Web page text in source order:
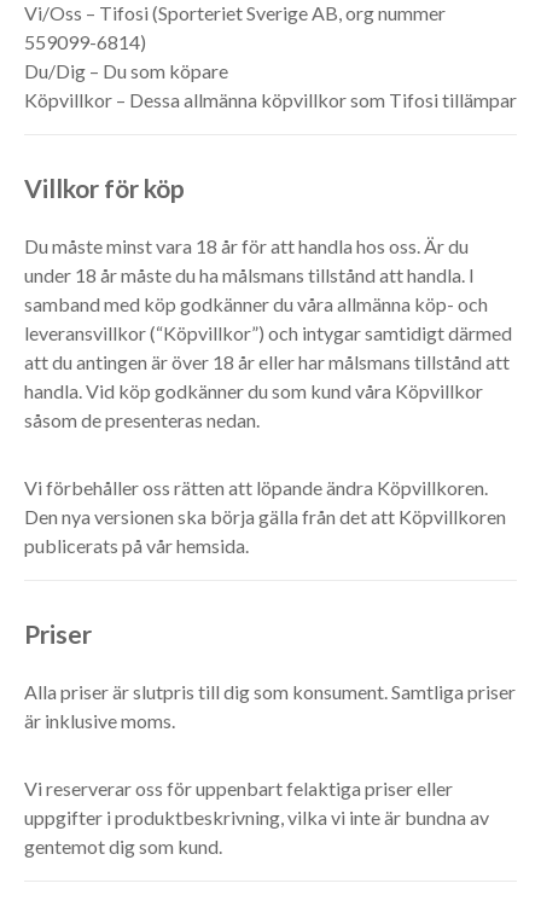
Vi/Oss – Tifosi (Sporteriet Sverige AB, org nummer
559099-6814)
Du/Dig – Du som köpare
Köpvillkor – Dessa allmänna köpvillkor som Tifosi tillämpar
Villkor för köp
Du måste minst vara 18 år för att handla hos oss. Är du
under 18 år måste du ha målsmans tillstånd att handla. I
samband med köp godkänner du våra allmänna köp- och
leveransvillkor (“Köpvillkor”) och intygar samtidigt därmed
att du antingen är över 18 år eller har målsmans tillstånd att
handla. Vid köp godkänner du som kund våra Köpvillkor
såsom de presenteras nedan.
Vi förbehåller oss rätten att löpande ändra Köpvillkoren.
Den nya versionen ska börja gälla från det att Köpvillkoren
publicerats på vår hemsida.
Priser
Alla priser är slutpris till dig som konsument. Samtliga priser
är inklusive moms.
Vi reserverar oss för uppenbart felaktiga priser eller
uppgifter i produktbeskrivning, vilka vi inte är bundna av
gentemot dig som kund.